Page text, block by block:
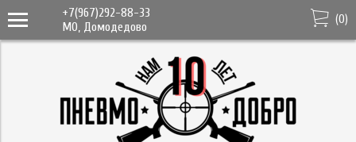
+7(967)292-88-33
МО, Домодедово
(0)